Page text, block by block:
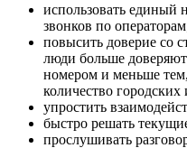
использовать единый
звонков по
повысить доверие со
люди больше
номером и меньше
количество
упростить
быстро решать
прослушивать